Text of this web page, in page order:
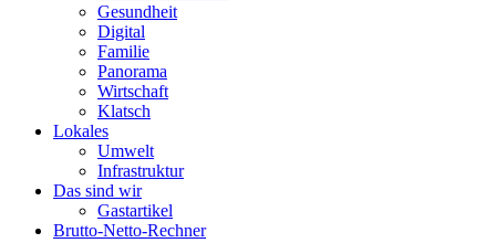
Gesundheit
Digital
Familie
Panorama
Wirtschaft
Klatsch
Lokales
Umwelt
Infrastruktur
Das sind wir
Gastartikel
Brutto-Netto-Rechner